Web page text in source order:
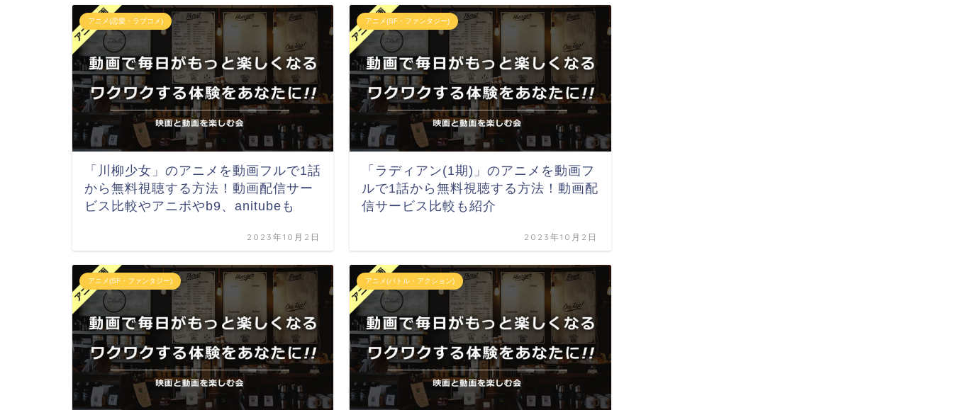
アニメ(恋愛・ラブコメ)
「川柳少女」のアニメを動画フルで1話
から無料視聴する方法！動画配信サー
ビス比較やアニポやb9、anitubeも
2023年10月2日
アニメ(SF・ファンタジー)
「ラディアン(1期)」のアニメを動画フ
ルで1話から無料視聴する方法！動画配
信サービス比較も紹介
2023年10月2日
アニメ(SF・ファンタジー) アニメ(バトル・アクション)